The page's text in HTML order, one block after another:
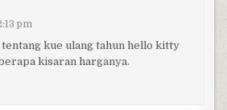
pm
kue ulang tahun hello kitty
kisaran harganya.